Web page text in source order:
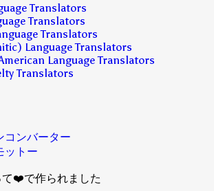
Translators
Translators
Translators
Language Translators
Language Translators
Translators
コンバーター
ットー
て❤️で作られました